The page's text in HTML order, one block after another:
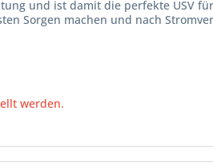
und ist damit die perfekte USV
Sorgen machen und nach
werden.